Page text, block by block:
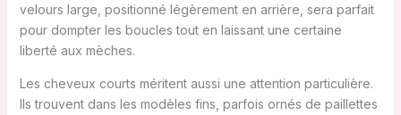
velours large, positionné légèrement en arrière, sera parfait
pour dompter les boucles tout en laissant une certaine
liberté aux mèches.
Les cheveux courts méritent aussi une attention particulière.
Ils trouvent dans les modèles fins, parfois ornés de paillettes